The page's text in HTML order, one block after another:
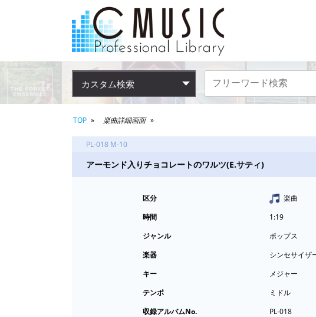
カスタム検索
TOP 楽曲詳細画面
PL-018 M-10
アーモンド入りチョコレートのワルツ(E.サティ)
区分
楽曲
時間
1:19
ジャンル
ポップス
楽器
シンセサイザ
キー
メジャー
テンポ
ミドル
収録アルバムNo.
PL-018